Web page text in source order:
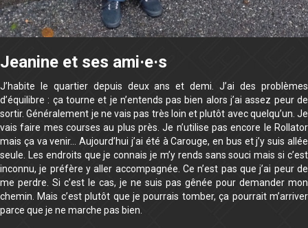
Jeanine et ses ami·e·s
J’habite le quartier depuis deux ans et demi. J’ai des problèmes
d’équilibre : ça tourne et je n’entends pas bien alors j’ai assez peur de
sortir. Généralement je ne vais pas très loin et plutôt avec quelqu’un. Je
vais faire mes courses au plus près. Je n’utilise pas encore le Rollator
mais ça va venir… Aujourd’hui j’ai été à Carouge, en bus et j’y suis allée
seule. Les endroits que je connais je m’y rends sans souci mais si c’est
inconnu, je préfère y aller accompagnée. Ce n’est pas que j’ai peur de
me perdre. Si c’est le cas, je ne suis pas gênée pour demander mon
chemin. Mais c’est plutôt que je pourrais tomber, ça pourrait m’arriver
parce que je ne marche pas bien.